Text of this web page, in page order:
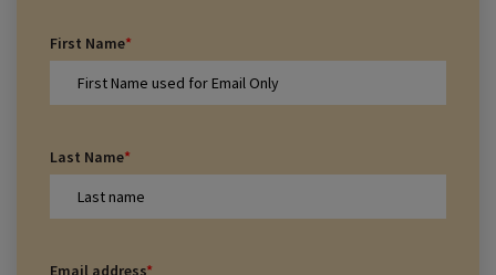
First Name*
Last Name*
Email address*